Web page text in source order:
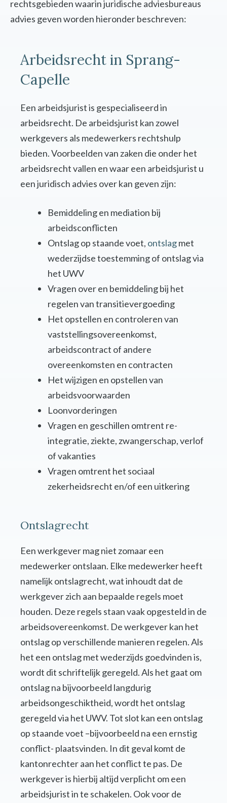
rechtsgebieden waarin juridische adviesbureaus
advies geven worden hieronder beschreven:
Arbeidsrecht in Sprang-
Capelle
Een arbeidsjurist is gespecialiseerd in
arbeidsrecht. De arbeidsjurist kan zowel
werkgevers als medewerkers rechtshulp
bieden. Voorbeelden van zaken die onder het
arbeidsrecht vallen en waar een arbeidsjurist u
een juridisch advies over kan geven zijn:
Bemiddeling en mediation bij
arbeidsconflicten
Ontslag op staande voet, ontslagmet
wederzijdse toestemming of ontslag via
het UWV
Vragen over en bemiddeling bij het
regelen van transitievergoeding
Het opstellen en controleren van
vaststellingsovereenkomst,
arbeidscontract of andere
overeenkomsten en contracten
Het wijzigen en opstellen van
arbeidsvoorwaarden
Loonvorderingen
Vragen en geschillen omtrent re-
integratie, ziekte, zwangerschap, verlof
of vakanties
Vragen omtrent het sociaal
zekerheidsrecht en/of een uitkering
Ontslagrecht
Een werkgever mag niet zomaar een
medewerker ontslaan. Elke medewerker heeft
namelijk ontslagrecht, wat inhoudt dat de
werkgever zich aan bepaalde regels moet
houden. Deze regels staan vaak opgesteld in de
arbeidsovereenkomst. De werkgever kan het
ontslag op verschillende manieren regelen. Als
het een ontslag met wederzijds goedvinden is,
wordt dit schriftelijk geregeld. Als het gaat om
ontslag na bijvoorbeeld langdurig
arbeidsongeschiktheid, wordt het ontslag
geregeld via het UWV. Tot slot kan een ontslag
op staande voet –bijvoorbeeld na een ernstig
conflict- plaatsvinden. In dit geval komt de
kantonrechter aan het conflict te pas. De
werkgever is hierbij altijd verplicht om een
arbeidsjurist in te schakelen. Ook voor de